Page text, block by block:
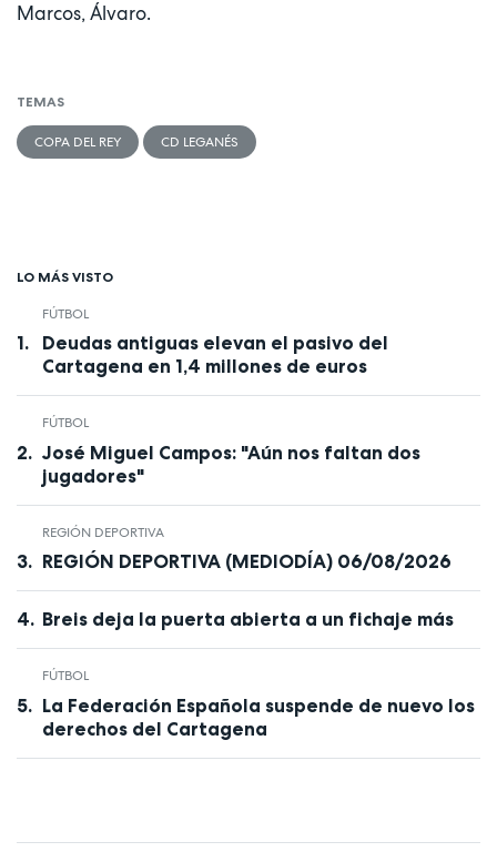
Marcos, Álvaro.
TEMAS
COPA DEL REY CD LEGANÉS
LO MÁS VISTO
FÚTBOL
Deudas antiguas elevan el pasivo del
Cartagena en 1,4 millones de euros
FÚTBOL
José Miguel Campos: "Aún nos faltan dos
jugadores"
REGIÓN DEPORTIVA
REGIÓN DEPORTIVA (MEDIODÍA) 06/08/2026
Breis deja la puerta abierta a un fichaje más
FÚTBOL
La Federación Española suspende de nuevo los
derechos del Cartagena